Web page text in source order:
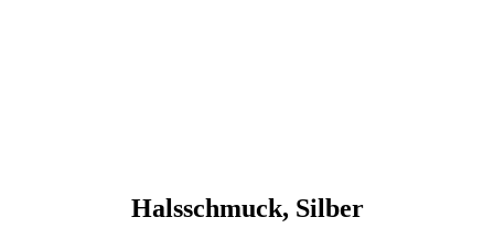
Halsschmuck, Silber